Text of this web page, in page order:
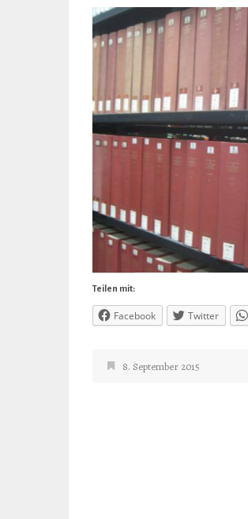
Teilen mit:
Facebook Twitter
8. September 2015